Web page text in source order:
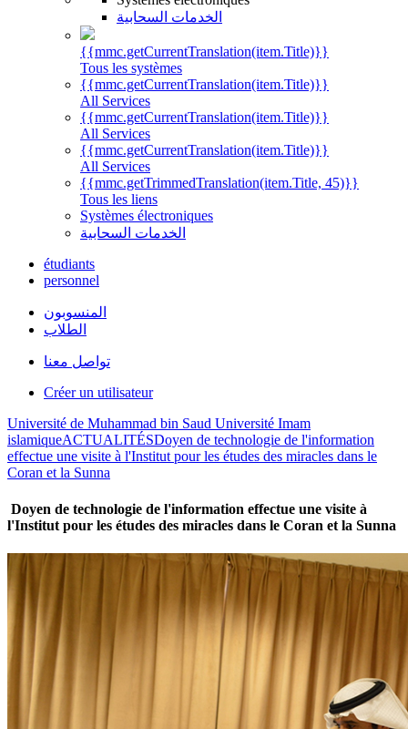
الخدمات السحابية
{{mmc.getCurrentTranslation(item.Title)}}
Tous les systèmes
{{mmc.getCurrentTranslation(item.Title)}}
All Services
{{mmc.getCurrentTranslation(item.Title)}}
All Services
{{mmc.getCurrentTranslation(item.Title)}}
All Services
{{mmc.getTrimmedTranslation(item.Title, 45)}}
Tous les liens
Systèmes électroniques
الخدمات السحابية
étudiants
personnel
المنسوبون
الطلاب
تواصل معنا
Créer un utilisateur
Université de Muhammad bin Saud Université Imam
islamiqueACTUALITÉSDoyen de technologie de l'information
effectue une visite à l'Institut pour les études des miracles dans le
Coran et la Sunna
Doyen de technologie de l'information effectue une visite à
l'Institut pour les études des miracles dans le Coran et la Sunna